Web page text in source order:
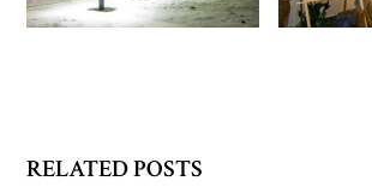
RELATED POSTS